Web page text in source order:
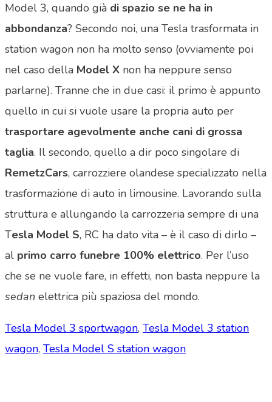
Model 3, quando già di spazio se ne ha in
abbondanza? Secondo noi, una Tesla trasformata in
station wagon non ha molto senso (ovviamente poi
nel caso della Model X non ha neppure senso
parlarne). Tranne che in due casi: il primo è appunto
quello in cui si vuole usare la propria auto per
trasportare agevolmente anche cani di grossa
taglia. Il secondo, quello a dir poco singolare di
RemetzCars, carrozziere olandese specializzato nella
trasformazione di auto in limousine. Lavorando sulla
struttura e allungando la carrozzeria sempre di una
Tesla Model S, RC ha dato vita – è il caso di dirlo –
al primo carro funebre 100% elettrico. Per l’uso
che se ne vuole fare, in effetti, non basta neppure la
sedan elettrica più spaziosa del mondo.
Tesla Model 3 sportwagon, Tesla Model 3 station
wagon, Tesla Model S station wagon